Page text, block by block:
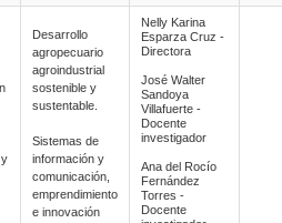
y
Desarrollo
agropecuario
agroindustrial
sostenible y
sustentable.
Sistemas de
información y
comunicación,
emprendimiento
e innovación
Nelly Karina
Esparza Cruz -
Directora
José Walter
Sandoya
Villafuerte -
Docente
investigador
Ana del Rocío
Fernández
Torres -
Docente